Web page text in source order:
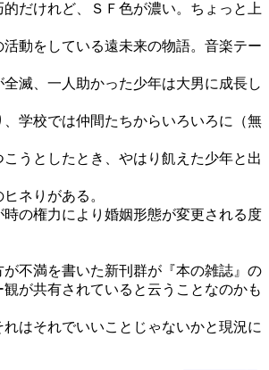
だけれど、ＳＦ色が濃い。ちょっと上
動をしている遠未来の物語。音楽テー
滅、一人助かった少年は大男に成長し
学校では仲間たちからいろいろに（無
うとしたとき、やはり飢えた少年と出
ネりがある。
の権力により婚姻形態が変更される度
不満を書いた新刊群が『本の雑誌』の
が共有されていると云うことなのかも
はそれでいいことじゃないかと現況に